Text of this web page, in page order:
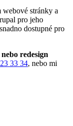
stránky a
pro jeho
dostupné pro
redesign
33 34, nebo mi